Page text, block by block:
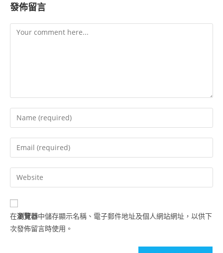
發佈留言
在瀏覽器中儲存顯示名稱、電子郵件地址及個人網站網址，以供下
次發佈留言時使用。